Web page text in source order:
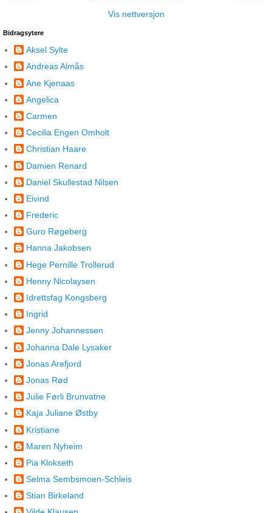
Vis nettversjon
Bidragsytere
Aksel Sylte
Andreas Almås
Ane Kjenaas
Angelica
Carmen
Cecilia Engen Omholt
Christian Haare
Damien Renard
Daniel Skullestad Nilsen
Eivind
Frederic
Guro Røgeberg
Hanna Jakobsen
Hege Pernille Trollerud
Henny Nicolaysen
Idrettsfag Kongsberg
Ingrid
Jenny Johannessen
Johanna Dale Lysaker
Jonas Arefjord
Jonas Rød
Julie Førli Brunvatne
Kaja Juliane Østby
Kristiane
Maren Nyheim
Pia Klokseth
Selma Sembsmoen-Schleis
Stian Birkeland